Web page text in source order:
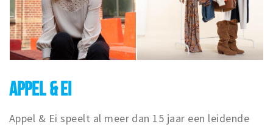
APPEL & EI
Appel & Ei speelt al meer dan 15 jaar een leidende